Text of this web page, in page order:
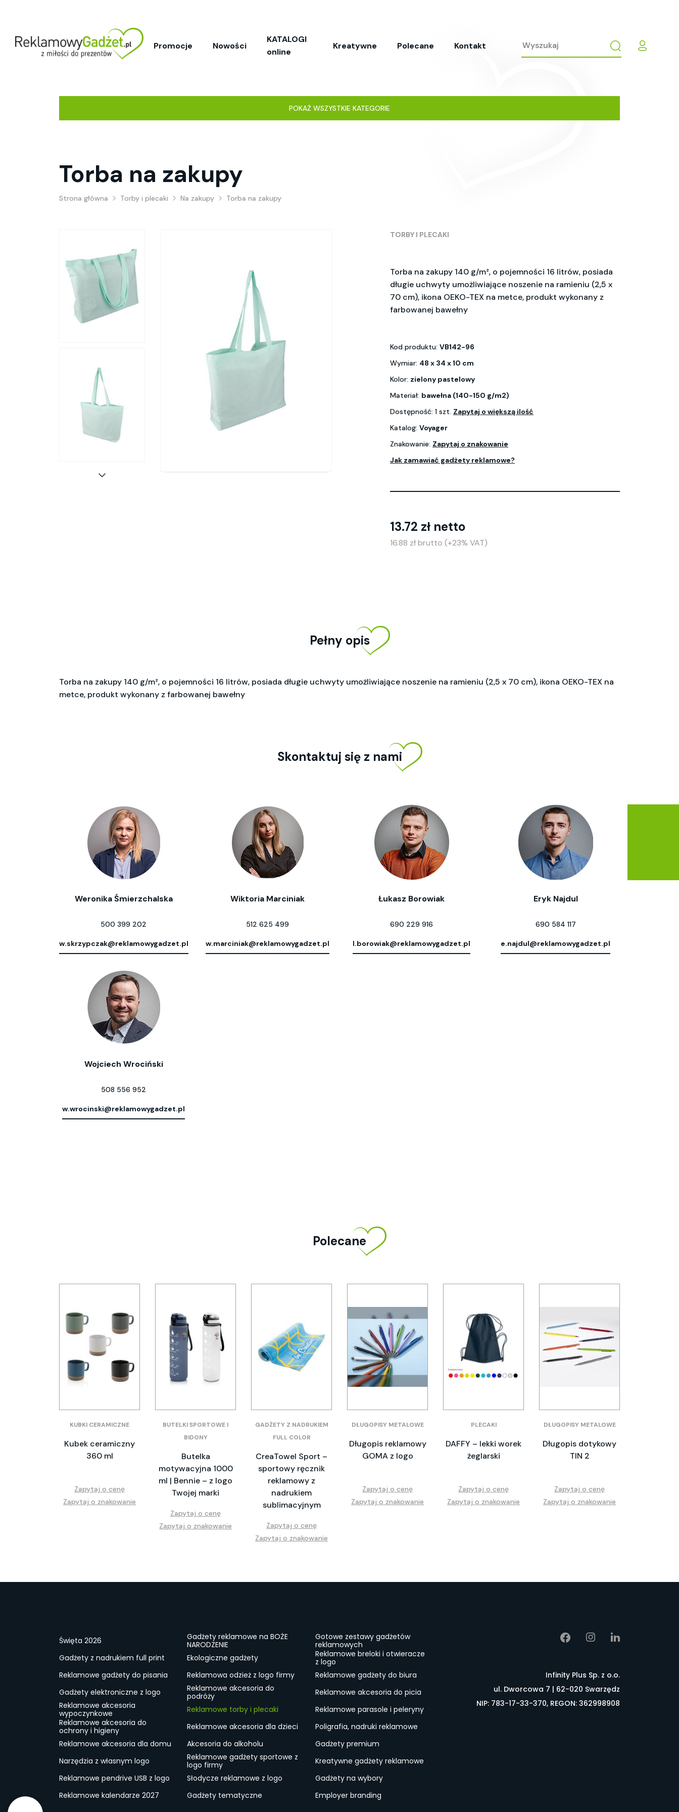
Promocje Nowości
KATALOGI
online
Kreatywne Polecane Kontakt
POKAŻ WSZYSTKIE KATEGORIE
Torba na zakupy
Strona główna Torby i plecaki Na zakupy Torba na zakupy
TORBY I PLECAKI
Torba na zakupy 140 g/m², o pojemności 16 litrów, posiada
długie uchwyty umożliwiające noszenie na ramieniu (2,5 x
70 cm), ikona OEKO-TEX na metce, produkt wykonany z
farbowanej bawełny
Kod produktu: VB142-96
Wymiar: 48 x 34 x 10 cm
Kolor: zielony pastelowy
Materiał: bawełna (140-150 g/m2)
Dostępność: 1 szt. Zapytaj o większą ilość
Katalog: Voyager
Znakowanie: Zapytaj o znakowanie
Jak zamawiać gadżety reklamowe?
13.72 zł netto
16.88 zł brutto (+23% VAT)
Pełny opis
Torba na zakupy 140 g/m², o pojemności 16 litrów, posiada długie uchwyty umożliwiające noszenie na ramieniu (2,5 x 70 cm), ikona OEKO-TEX na
metce, produkt wykonany z farbowanej bawełny
Skontaktuj się z nami
Weronika Śmierzchalska
500 399 202
w.skrzypczak@reklamowygadzet.pl
Wiktoria Marciniak
512 625 499
w.marciniak@reklamowygadzet.pl
Łukasz Borowiak
690 229 916
l.borowiak@reklamowygadzet.pl
Eryk Najdul
690 584 117
e.najdul@reklamowygadzet.pl
Wojciech Wrociński
508 556 952
w.wrocinski@reklamowygadzet.pl
Polecane
KUBKI CERAMICZNE
Kubek ceramiczny
360 ml
Zapytaj o cenę
Zapytaj o znakowanie
BUTELKI SPORTOWE I
BIDONY
Butelka
motywacyjna 1000
ml | Bennie – z logo
Twojej marki
Zapytaj o cenę
Zapytaj o znakowanie
GADŻETY Z NADRUKIEM
FULL COLOR
CreaTowel Sport –
sportowy ręcznik
reklamowy z
nadrukiem
sublimacyjnym
Zapytaj o cenę
Zapytaj o znakowanie
DŁUGOPISY METALOWE
Długopis reklamowy
GOMA z logo
Zapytaj o cenę
Zapytaj o znakowanie
PLECAKI
DAFFY – lekki worek
żeglarski
Zapytaj o cenę
Zapytaj o znakowanie
DŁUGOPISY METALOWE
Długopis dotykowy
TIN 2
Zapytaj o cenę
Zapytaj o znakowanie
Święta 2026
Gadżety reklamowe na BOŻE
NARODZENIE
Gotowe zestawy gadżetów
reklamowych
Gadżety z nadrukiem full print
Ekologiczne gadżety
Reklamowe breloki i otwieracze
z logo
Reklamowe gadżety do pisania
Reklamowa odzież z logo firmy
Reklamowe gadżety do biura
Gadżety elektroniczne z logo
Reklamowe akcesoria do
podróży
Reklamowe akcesoria do picia
Reklamowe akcesoria
wypoczynkowe
Reklamowe torby i plecaki
Reklamowe parasole i peleryny
Reklamowe akcesoria do
ochrony i higieny
Reklamowe akcesoria dla dzieci
Poligrafia, nadruki reklamowe
Reklamowe akcesoria dla domu
Akcesoria do alkoholu
Gadżety premium
Narzędzia z własnym logo
Reklamowe gadżety sportowe z
logo firmy
Kreatywne gadżety reklamowe
Reklamowe pendrive USB z logo
Słodycze reklamowe z logo
Gadżety na wybory
Reklamowe kalendarze 2027
Gadżety tematyczne Employer branding
Infinity Plus Sp. z o.o.
ul. Dworcowa 7 | 62-020 Swarzędz
NIP: 783-17-33-370, REGON: 362998908